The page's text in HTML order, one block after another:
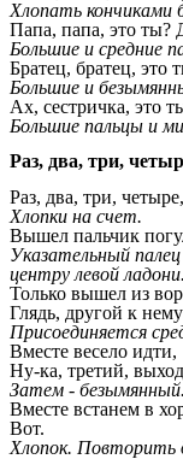
Хлопать кончиками
Папа, папа, это ты?
Большие и средние
Братец, братец, это
Большие и
Ах, сестричка, это
Большие пальцы и
Раз, два, три,
Раз, два, три,
Хлопки на счет.
Вышел пальчик
Указательный
центру левой ладони.
Только вышел из
Глядь, другой к
Присоединяется
Вместе весело идти,
Ну-ка, третий,
Затем - безымянный.
Вместе встанем в
Вот.
Хлопок. Повторить